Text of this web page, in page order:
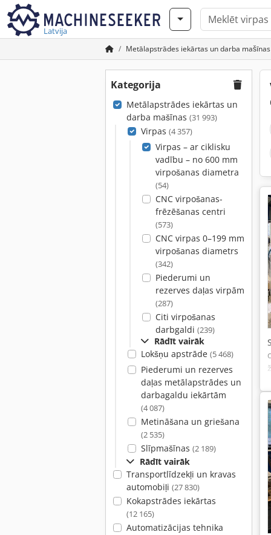
Latvija
Metālapstrādes iekārtas un darba mašīnas
Kategorija
Metālapstrādes iekārtas un
darba mašīnas (31 993)
Virpas (4 357)
Virpas – ar ciklisku
vadību – no 600 mm
virpošanas diametra
(54)
CNC virpošanas-
frēzēšanas centri
(573)
CNC virpas 0–199 mm
virpošanas diametrs
(342)
Piederumi un
rezerves daļas virpām
(287)
Citi virpošanas
darbgaldi (239)
Rādīt vairāk
Lokšņu apstrāde (5 468)
Piederumi un rezerves
daļas metālapstrādes un
darbagaldu iekārtām
(4 087)
Metināšana un griešana
(2 535)
Slīpmašīnas (2 189)
Rādīt vairāk
Transportlīdzekļi un kravas
automobiļi (27 830)
Kokapstrādes iekārtas
(12 165)
Automatizācijas tehnika